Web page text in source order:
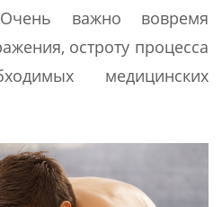
важно вовремя
остроту процесса
медицинских